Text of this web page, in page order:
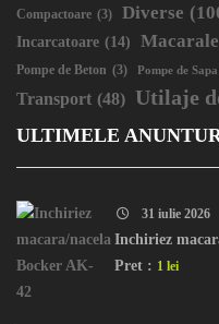
Compactoare (3) Diverse
Incarcatoare (14) Macarale
Pompe de Beton (3) Pompe de Sapa
Transport (48) Utilaje
ULTIMELE
31 iulie 2026
Inchiriez
Pret : 1 lei